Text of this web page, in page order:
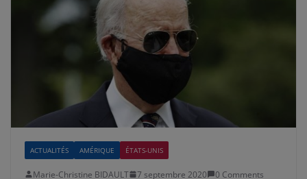
ACTUALITÉS AMÉRIQUE ÉTATS-UNIS
Marie-Christine BIDAULT 7 septembre 2020 0 Comments